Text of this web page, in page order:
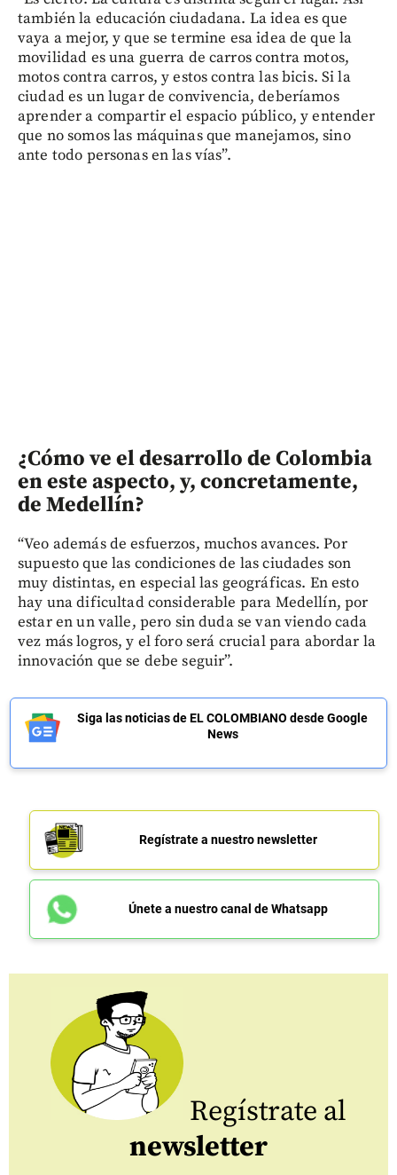
también la educación ciudadana. La idea es que
vaya a mejor, y que se termine esa idea de que la
movilidad es una guerra de carros contra motos,
motos contra carros, y estos contra las bicis. Si la
ciudad es un lugar de convivencia, deberíamos
aprender a compartir el espacio público, y entender
que no somos las máquinas que manejamos, sino
ante todo personas en las vías”.
¿Cómo ve el desarrollo de Colombia
en este aspecto, y, concretamente,
de Medellín?
“Veo además de esfuerzos, muchos avances. Por
supuesto que las condiciones de las ciudades son
muy distintas, en especial las geográficas. En esto
hay una dificultad considerable para Medellín, por
estar en un valle, pero sin duda se van viendo cada
vez más logros, y el foro será crucial para abordar la
innovación que se debe seguir”.
Siga las noticias de EL COLOMBIANO desde Google
News
Regístrate a nuestro newsletter
Únete a nuestro canal de Whatsapp
Regístrate al
newsletter